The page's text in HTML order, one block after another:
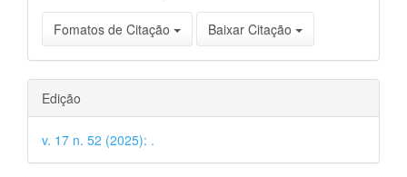
Fomatos de Citação Baixar Citação
Edição
v. 17 n. 52 (2025): .